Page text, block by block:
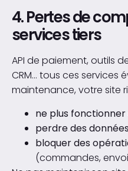
4. Pertes de
services tiers
API de paiement, outils
CRM… tous ces services
maintenance, votre site
ne plus
perdre des données
bloquer des
(commandes,